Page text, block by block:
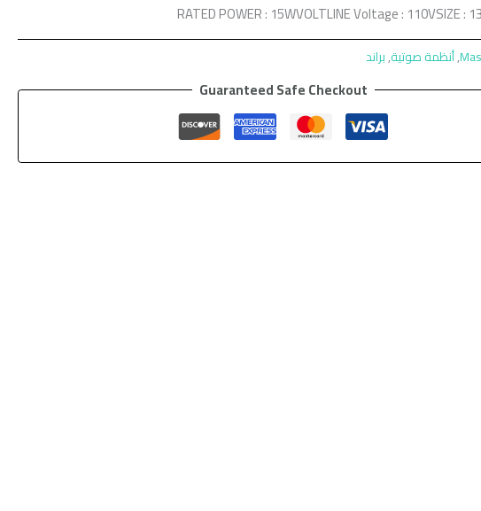
RATED POWER : 15WVOLTLINE Voltage : 110VSIZE :
,أنظمة صوتية,براند
Guaranteed Safe Checkout